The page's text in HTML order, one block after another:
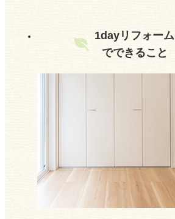
イベント情報
2024/08/05
2024/02/17
イベントのお知らせ
1dayリフォーム
でできること